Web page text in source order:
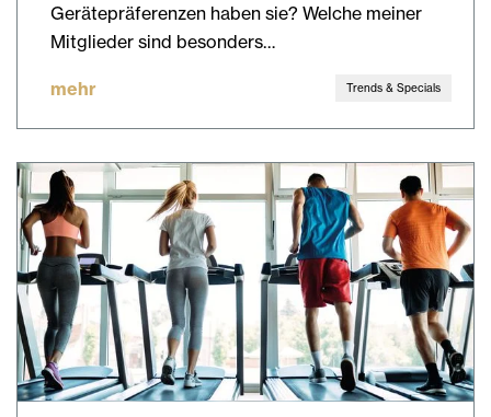
Gerätepräferenzen haben sie? Welche meiner
Mitglieder sind besonders…
mehr Trends & Specials